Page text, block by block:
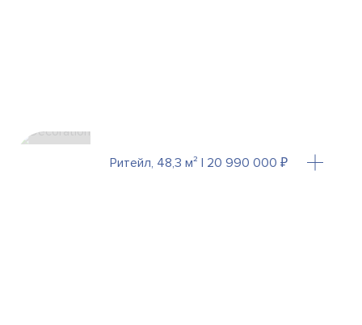
Ритейл, 48,3 м² | 20 990 000 ₽